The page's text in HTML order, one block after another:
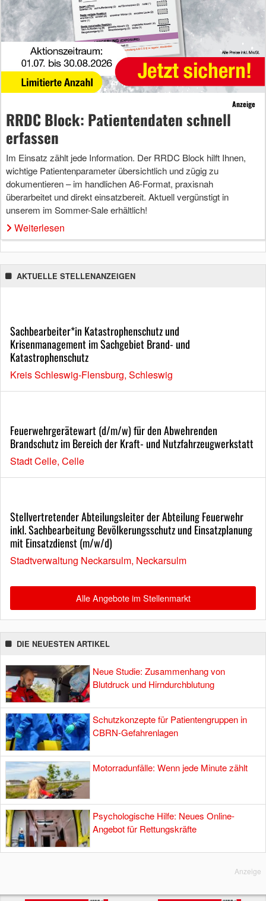
Anzeige
RRDC Block: Patientendaten schnell
erfassen
Im Einsatz zählt jede Information. Der RRDC Block hilft Ihnen,
wichtige Patientenparameter übersichtlich und zügig zu
dokumentieren – im handlichen A6-Format, praxisnah
überarbeitet und direkt einsatzbereit. Aktuell vergünstigt in
unserem im Sommer-Sale erhältlich!
Weiterlesen
AKTUELLE STELLENANZEIGEN
Sachbearbeiter*in Katastrophenschutz und
Krisenmanagement im Sachgebiet Brand- und
Katastrophenschutz
Kreis Schleswig-Flensburg, Schleswig
Feuerwehrgerätewart (d/m/w) für den Abwehrenden
Brandschutz im Bereich der Kraft- und Nutzfahrzeugwerkstatt
Stadt Celle, Celle
Stellvertretender Abteilungsleiter der Abteilung Feuerwehr
inkl. Sachbearbeitung Bevölkerungsschutz und Einsatzplanung
mit Einsatzdienst (m/w/d)
Stadtverwaltung Neckarsulm, Neckarsulm
Alle Angebote im Stellenmarkt
DIE NEUESTEN ARTIKEL
Neue Studie: Zusammenhang von
Blutdruck und Hirndurchblutung
Schutzkonzepte für Patientengruppen in
CBRN-Gefahrenlagen
Motorradunfälle: Wenn jede Minute zählt
Psychologische Hilfe: Neues Online-
Angebot für Rettungskräfte
Anzeige